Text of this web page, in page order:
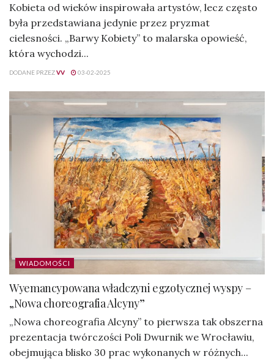
Kobieta od wieków inspirowała artystów, lecz często
była przedstawiana jedynie przez pryzmat
cielesności. „Barwy Kobiety” to malarska opowieść,
która wychodzi...
DODANE PRZEZVV 03-02-2025
WIADOMOŚCI
Wyemancypowana władczyni egzotycznej wyspy –
„Nowa choreografia Alcyny”
„Nowa choreografia Alcyny” to pierwsza tak obszerna
prezentacja twórczości Poli Dwurnik we Wrocławiu,
obejmująca blisko 30 prac wykonanych w różnych...